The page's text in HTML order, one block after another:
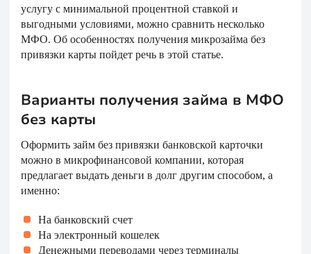
услугу с минимальной процентной ставкой и
выгодными условиями, можно сравнить несколько
МФО. Об особенностях получения микрозайма без
привязки карты пойдет речь в этой статье.
Варианты получения займа в МФО
без карты
Оформить займ без привязки банковской карточки
можно в микрофинансовой компании, которая
предлагает выдать деньги в долг другим способом, а
именно:
На банковский счет
На электронный кошелек
Денежными переводами через терминалы